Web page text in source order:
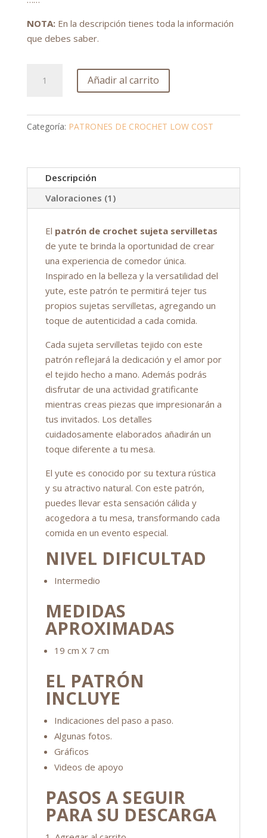
NOTA:En la descripción tienes toda la información
que debes saber.
sujeta
servilletas
Añadir al carrito
Categoría: PATRONES DE CROCHET LOW COST
Descripción
Valoraciones (1)
El patrón de crochet sujeta servilletas
de yute te brinda la oportunidad de crear
una experiencia de comedor única.
Inspirado en la belleza y la versatilidad del
yute, este patrón te permitirá tejer tus
propios sujetas servilletas, agregando un
toque de autenticidad a cada comida.
Cada sujeta servilletas tejido con este
patrón reflejará la dedicación y el amor por
el tejido hecho a mano. Además podrás
disfrutar de una actividad gratificante
mientras creas piezas que impresionarán a
tus invitados. Los detalles
cuidadosamente elaborados añadirán un
toque diferente a tu mesa.
El yute es conocido por su textura rústica
y su atractivo natural. Con este patrón,
puedes llevar esta sensación cálida y
acogedora a tu mesa, transformando cada
comida en un evento especial.
NIVEL DIFICULTAD
Intermedio
MEDIDAS
APROXIMADAS
19 cm X 7 cm
EL PATRÓN
INCLUYE
Indicaciones del paso a paso.
Algunas fotos.
Gráficos
Videos de apoyo
PASOS A SEGUIR
PARA SU DESCARGA